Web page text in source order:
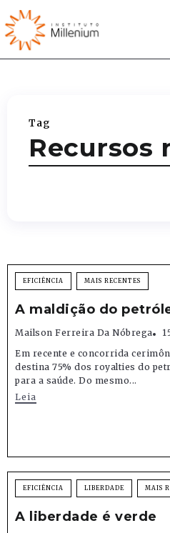
Tag
Recursos
EFICIÊNCIA MAIS RECENTES
A maldição do
Mailson Ferreira Da Nóbrega
Em recente e concorrida
destina 75% dos royalties do
para a saúde. Do mesmo...
Leia
EFICIÊNCIA LIBERDADE MAIS
A liberdade é verde